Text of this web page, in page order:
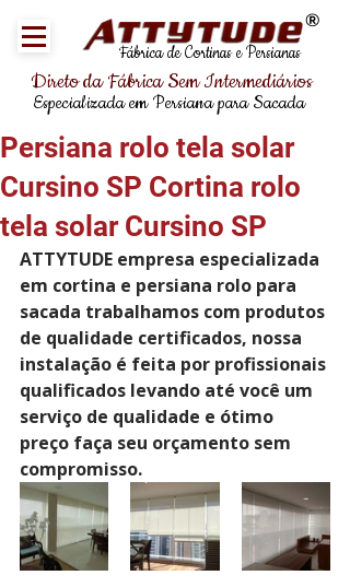
Fábrica de Cortinas e Persianas
®
Direto da Fábrica Sem Intermediários
Especializada em Persiana para Sacada
Persiana rolo tela solar
Cursino SP Cortina rolo
tela solar Cursino SP
ATTYTUDE empresa especializada
em cortina e persiana rolo para
sacada trabalhamos com produtos
de qualidade certificados, nossa
instalação é feita por profissionais
qualificados levando até você um
serviço de qualidade e ótimo
preço faça seu orçamento sem
compromisso.